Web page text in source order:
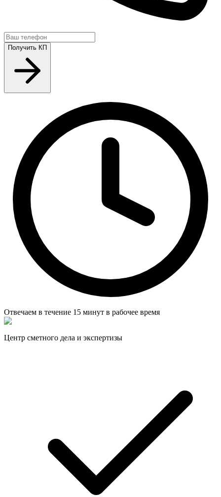
Получить КП
Отвечаем в течение 15 минут в рабочее время
Центр сметного дела и экспертизы